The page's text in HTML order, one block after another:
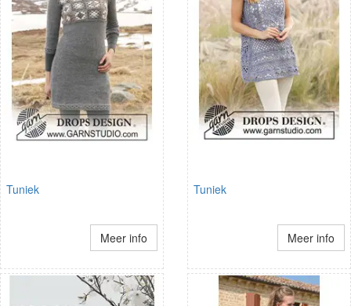
Tuniek
Meer info
Tuniek
Meer info